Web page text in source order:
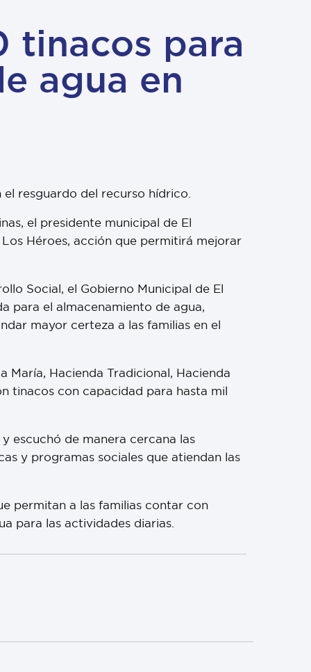
tinacos para
agua en
resguardo del recurso hídrico.
el presidente municipal de El
Héroes, acción que permitirá mejorar
Social, el Gobierno Municipal de El
para el almacenamiento de agua,
mayor certeza a las familias en el
María, Hacienda Tradicional, Hacienda
tinacos con capacidad para hasta mil
escuchó de manera cercana las
y programas sociales que atiendan las
permitan a las familias contar con
para las actividades diarias.